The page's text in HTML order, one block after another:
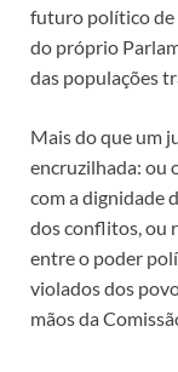
futuro político de
do próprio
das populações
Mais do que um
encruzilhada: ou
com a dignidade
dos conflitos, ou
entre o poder
violados dos
mãos da